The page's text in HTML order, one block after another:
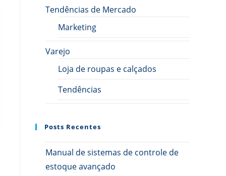
Tendências de Mercado
Marketing
Varejo
Loja de roupas e calçados
Tendências
Posts Recentes
Manual de sistemas de controle de
estoque avançado